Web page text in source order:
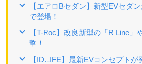
【エアロBセダン】新型EVセダ
で登場！
【T-Roc】改良新型の「R Line」
撃！
【ID.LIFE】最新EVコンセプトが